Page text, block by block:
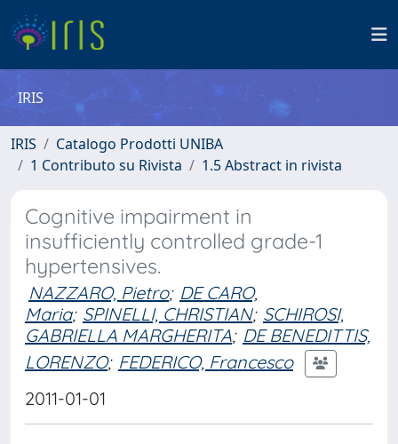
IRIS
IRIS
Catalogo Prodotti UNIBA
1 Contributo su Rivista
1.5 Abstract in rivista
Cognitive impairment in
insufficiently controlled grade-1
hypertensives.
NAZZARO, Pietro; DE CARO,
Maria; SPINELLI, CHRISTIAN; SCHIROSI,
GABRIELLA MARGHERITA; DE BENEDITTIS,
LORENZO; FEDERICO, Francesco
2011-01-01